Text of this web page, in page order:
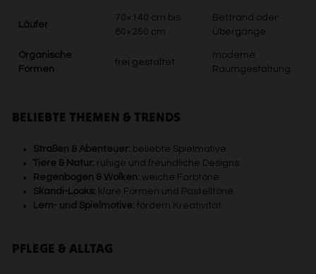
Läufer
70×140 cm bis
80×250 cm
Bettrand oder
Übergänge
Organische
Formen
frei gestaltet
moderne
Raumgestaltung
BELIEBTE THEMEN & TRENDS
Straßen & Abenteuer: beliebte Spielmotive
Tiere & Natur: ruhige und freundliche Designs
Regenbogen & Wolken: weiche Farbtöne
Skandi-Looks: klare Formen und Pastelltöne
Lern- und Spielmotive: fördern Kreativität
PFLEGE & ALLTAG